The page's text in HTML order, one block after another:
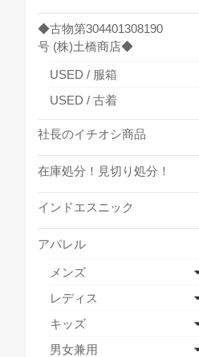
◆古物第304401308190
号 (株)土橋商店◆
USED / 服箱
USED / 古着
社長のイチオシ商品
在庫処分！見切り処分！
インドエスニック
アパレル
メンズ
レディス
キッズ
男女兼用